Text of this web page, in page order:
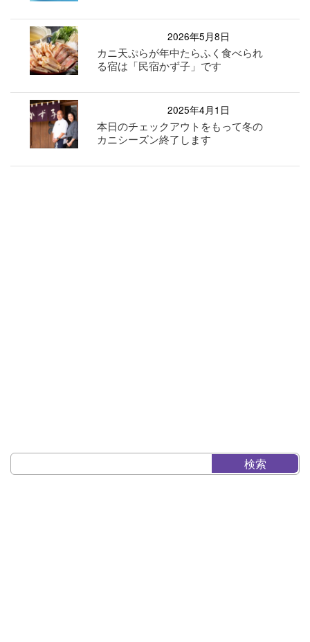
2026年5月8日
カニ天ぷらが年中たらふく食べられ
る宿は「民宿かず子」です
2025年4月1日
本日のチェックアウトをもって冬の
カニシーズン終了します